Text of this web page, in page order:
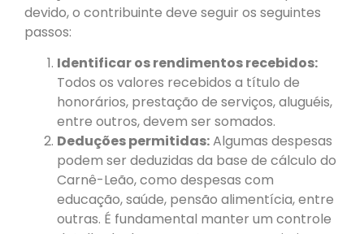
devido, o contribuinte deve seguir os seguintes
passos:
Identificar os rendimentos recebidos:
Todos os valores recebidos a título de
honorários, prestação de serviços, aluguéis,
entre outros, devem ser somados.
Deduções permitidas:Algumas despesas
podem ser deduzidas da base de cálculo do
Carnê-Leão, como despesas com
educação, saúde, pensão alimentícia, entre
outras. É fundamental manter um controle